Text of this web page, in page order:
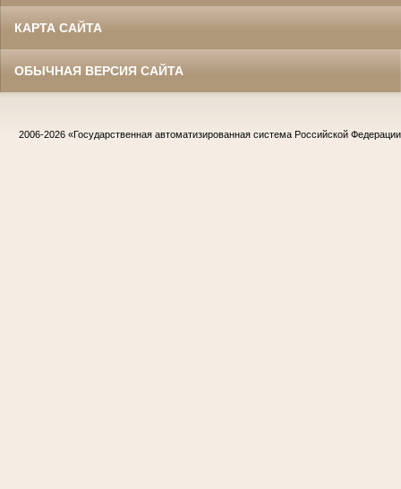
КАРТА САЙТА
ОБЫЧНАЯ ВЕРСИЯ САЙТА
2006-2026 «Государственная автоматизированная система Российской